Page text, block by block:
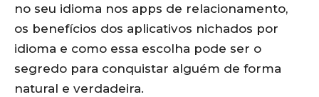
no seu idioma nos apps de relacionamento,
os benefícios dos aplicativos nichados por
idioma e como essa escolha pode ser o
segredo para conquistar alguém de forma
natural e verdadeira.